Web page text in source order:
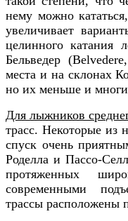
нему можно
увеличивает
целинного катания
Бельведер
места и на склонах
но их меньше и
Для лыжников
трасс. Некоторые из
спуск очень
Роделла и Пассо-
протяженных
современными
трассы расположены